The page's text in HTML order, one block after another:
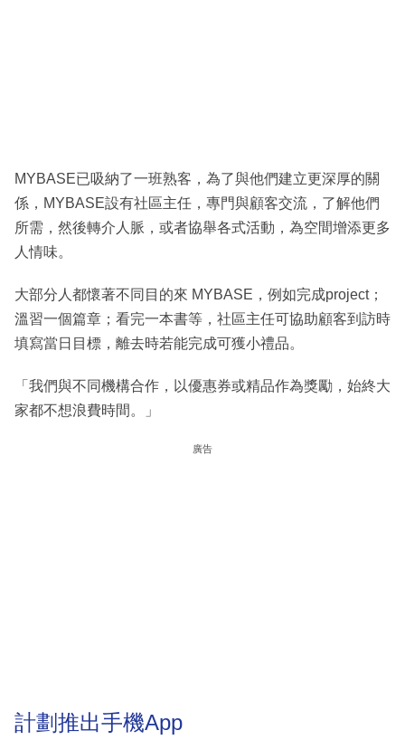
MYBASE已吸納了一班熟客，為了與他們建立更深厚的關
係，MYBASE設有社區主任，專門與顧客交流，了解他們
所需，然後轉介人脈，或者協舉各式活動，為空間增添更多
人情味。
大部分人都懷著不同目的來 MYBASE，例如完成project；
溫習一個篇章；看完一本書等，社區主任可協助顧客到訪時
填寫當日目標，離去時若能完成可獲小禮品。
「我們與不同機構合作，以優惠券或精品作為獎勵，始終大
家都不想浪費時間。」
廣告
計劃推出手機App